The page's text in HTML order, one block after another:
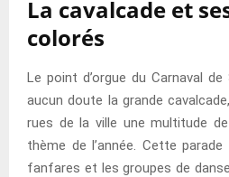
La cavalcade et
colorés
Le point d’orgue du Carnaval
aucun doute la grande
rues de la ville une multitude
thème de l’année. Cette
fanfares et les groupes de